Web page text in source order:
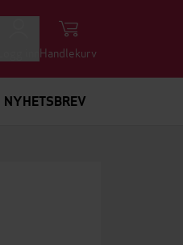
Handlekurv
NYHETSBREV